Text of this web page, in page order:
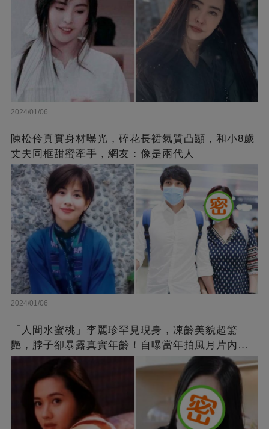
2024/01/06
陳松伶真實身材曝光，碎花長裙氣質凸顯，和小8歲
丈夫同框甜蜜牽手，網友：像是兩代人
2024/01/06
「人間水蜜桃」李麗珍罕見現身，凍齡美貌超驚
艷，脖子卻暴露真實年齡！自曝當年拍風月片內
幕，竟是因為「玉女當久了」？